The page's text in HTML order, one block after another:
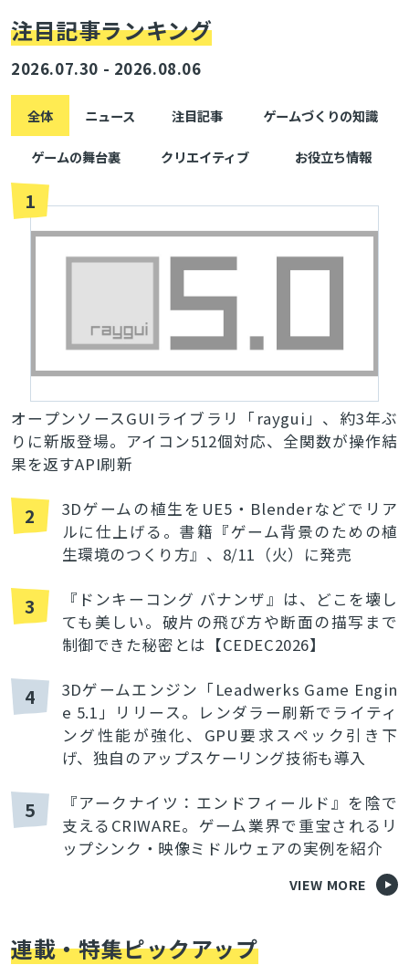
注目記事ランキング
2026.07.30 - 2026.08.06
全体 ニュース 注目記事 ゲームづくりの知識
ゲームの舞台裏 クリエイティブ お役立ち情報
1
オープンソースGUIライブラリ「raygui」、約3年ぶ
りに新版登場。アイコン512個対応、全関数が操作結
果を返すAPI刷新
2
3Dゲームの植生をUE5・Blenderなどでリア
ルに仕上げる。書籍『ゲーム背景のための植
生環境のつくり方』、8/11（火）に発売
3
『ドンキーコング バナンザ』は、どこを壊し
ても美しい。破片の飛び方や断面の描写まで
制御できた秘密とは【CEDEC2026】
4
3Dゲームエンジン「Leadwerks Game Engin
e 5.1」リリース。レンダラー刷新でライティ
ング性能が強化、GPU要求スペック引き下
げ、独自のアップスケーリング技術も導入
5
『アークナイツ：エンドフィールド』を陰で
支えるCRIWARE。ゲーム業界で重宝されるリ
ップシンク・映像ミドルウェアの実例を紹介
VIEW MORE
連載・特集ピックアップ